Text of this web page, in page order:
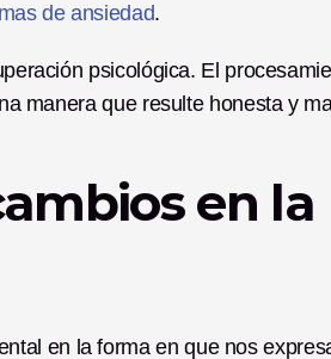
de ansiedad.
psicológica. El
manera que resulte honesta y
en la
en la forma en que nos